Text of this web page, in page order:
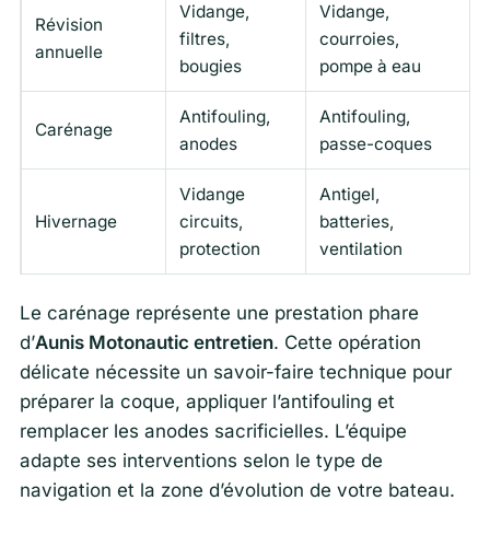
Révision
annuelle
Vidange,
filtres,
bougies
Vidange,
courroies,
pompe à eau
Carénage
Antifouling,
anodes
Antifouling,
passe-coques
Hivernage
Vidange
circuits,
protection
Antigel,
batteries,
ventilation
Le carénage représente une prestation phare
d’Aunis Motonautic entretien. Cette opération
délicate nécessite un savoir-faire technique pour
préparer la coque, appliquer l’antifouling et
remplacer les anodes sacrificielles. L’équipe
adapte ses interventions selon le type de
navigation et la zone d’évolution de votre bateau.